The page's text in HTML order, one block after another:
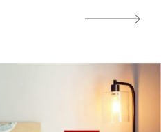
Successivo